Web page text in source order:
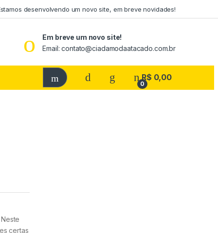
desenvolvendo um novo site, em breve novidades!
Em breve um novo site!
Email: contato@ciadamodaatacado.com.br
0
R$ 0,00
certas